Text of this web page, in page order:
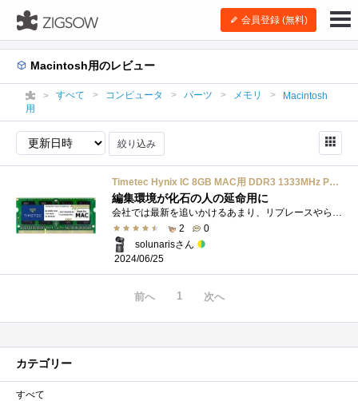
会員登録 (無料)
Macintosh用のレビュー
すべて コンピュータ パーツ メモリ
Macintosh
用
絞り込み
Timetec Hynix IC 8GB MAC用 DDR3 1333MHz PC3-10600 SODIMM Apple専用増設メモリ (8GB)
編集環境が化石の人の延命用に
会社では最新を追いかけるあまり、リプレースやらなにやらと忙しいことこの上ないですが、いざ個人でとなると、Adobeのサブスク税を支払い続け...
2
0
solunarisさん
2024/06/25
前へ 1 次へ
カテゴリー
すべて